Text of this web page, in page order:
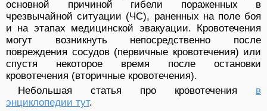
основной причиной гибели пораженных в
чрезвычайной ситуации (ЧС), раненных на поле боя
и на этапах медицинской эвакуации. Кровотечения
могут возникнуть непосредственно после
повреждения сосудов (первичные кровотечения) или
спустя некоторое время после остановки
кровотечения (вторичные кровотечения).
Небольшая статья про кровотечения в
энциклопедии тут.